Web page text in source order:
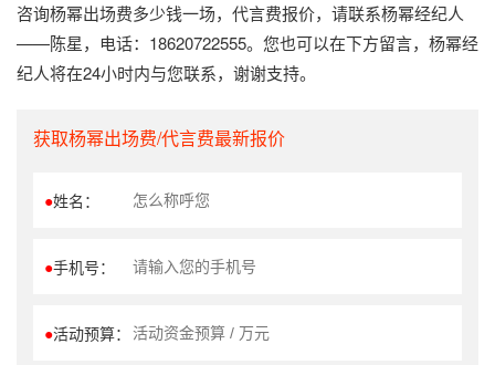
咨询杨幂出场费多少钱一场，代言费报价，请联系杨幂经纪人
——陈星，电话：18620722555。您也可以在下方留言，杨幂经
纪人将在24小时内与您联系，谢谢支持。
获取杨幂出场费/代言费最新报价
●姓名：
●手机号：
●活动预算：